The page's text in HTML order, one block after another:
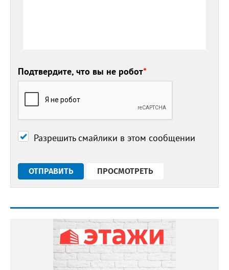
Подтвердите, что вы не робот*
Разрешить смайлики в этом сообщении